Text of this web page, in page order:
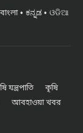
বাংলা ಕನ್ನಡ
ଓଡିଆ
যন্ত্রপাতি
কৃষি
আবহাওয়া খবর